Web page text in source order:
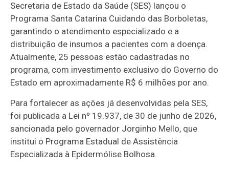
Secretaria de Estado da Saúde (SES) lançou o
Programa Santa Catarina Cuidando das Borboletas,
garantindo o atendimento especializado e a
distribuição de insumos a pacientes com a doença.
Atualmente, 25 pessoas estão cadastradas no
programa, com investimento exclusivo do Governo do
Estado em aproximadamente R$ 6 milhões por ano.
Para fortalecer as ações já desenvolvidas pela SES,
foi publicada a Lei nº 19.937, de 30 de junho de 2026,
sancionada pelo governador Jorginho Mello, que
institui o Programa Estadual de Assistência
Especializada à Epidermólise Bolhosa.